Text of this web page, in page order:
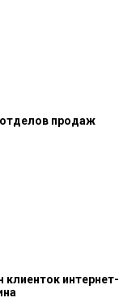
продаж
клиенток интернет-